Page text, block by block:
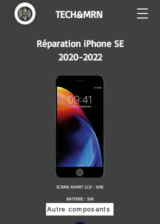
TECH&MRN
Réparation iPhone SE
2020-2022
ECRAN AVANT LCD : 60€
BATTERIE : 50€
Autre composants